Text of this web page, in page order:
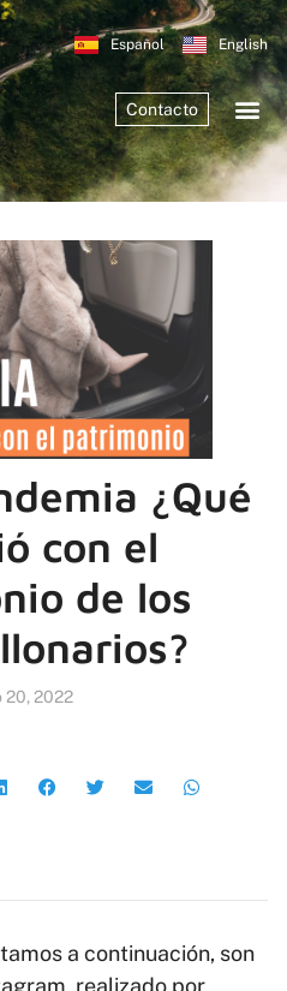
Español English
Contacto
¿Qué
con el
de los
20, 2022
a continuación, son
realizado por